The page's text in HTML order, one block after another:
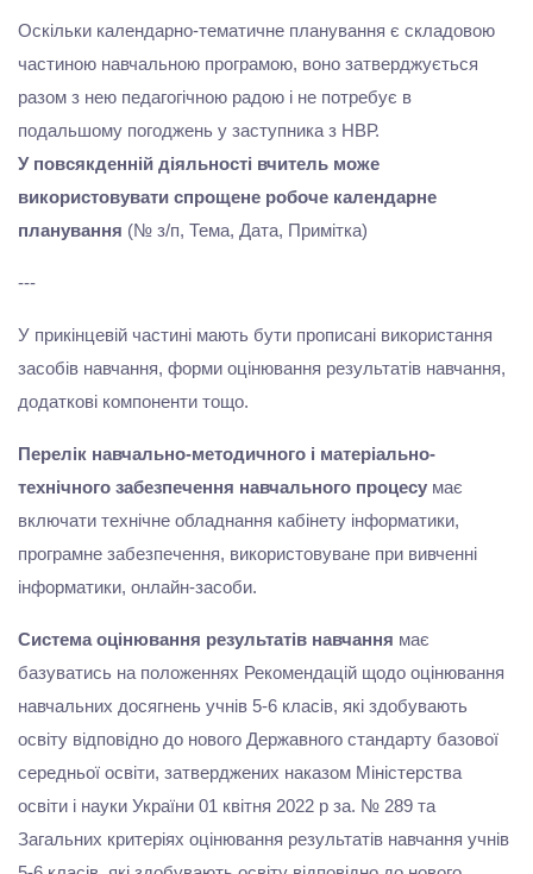
Оскільки календарно-тематичне планування є складовою
частиною навчальною програмою, воно затверджується
разом з нею педагогічною радою і не потребує в
подальшому погоджень у заступника з НВР.
У повсякденній діяльності вчитель може
використовувати спрощене робоче календарне
планування (№ з/п, Тема, Дата, Примітка)
---
У прикінцевій частині мають бути прописані використання
засобів навчання, форми оцінювання результатів навчання,
додаткові компоненти тощо.
Перелік навчально-методичного і матеріально-
технічного забезпечення навчального процесу має
включати технічне обладнання кабінету інформатики,
програмне забезпечення, використовуване при вивченні
інформатики, онлайн-засоби.
Система оцінювання результатів навчання має
базуватись на положеннях Рекомендацій щодо оцінювання
навчальних досягнень учнів 5-6 класів, які здобувають
освіту відповідно до нового Державного стандарту базової
середньої освіти, затверджених наказом Міністерства
освіти і науки України 01 квітня 2022 р за. № 289 та
Загальних критеріях оцінювання результатів навчання учнів